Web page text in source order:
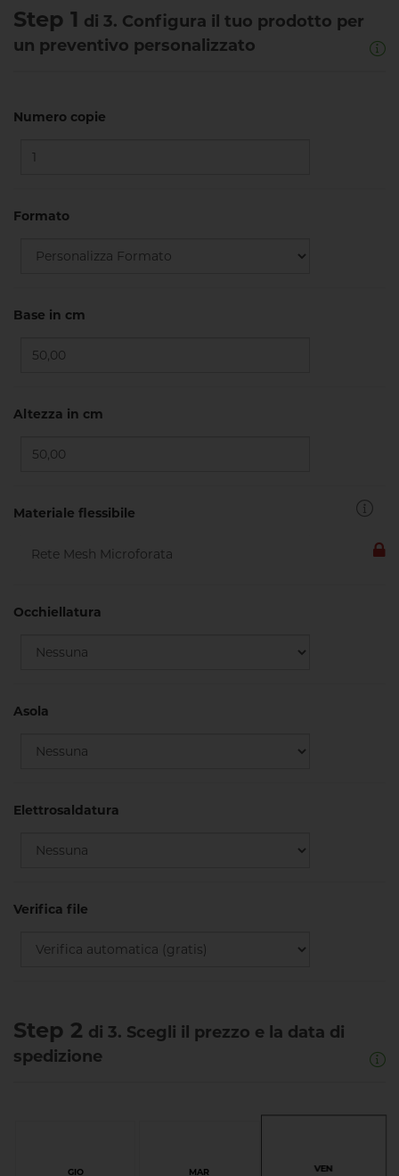
Step 1 di 3. Configura il tuo prodotto per
un preventivo personalizzato
Numero copie
Formato
Base in cm
Altezza in cm
Materiale flessibile
Occhiellatura
Asola
Elettrosaldatura
Verifica file
Step 2 di 3. Scegli il prezzo e la data di
spedizione
GIO MAR VEN